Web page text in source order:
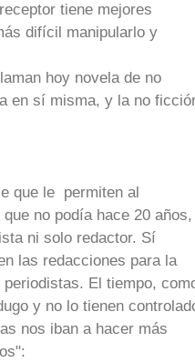
tiene mejores
difícil manipularlo y
hoy novela de no
en sí misma, y la no
que le permiten al
no podía hace 20 años,
ni solo redactor. Sí
las redacciones para la
El tiempo,
y no lo tienen
nos iban a hacer más